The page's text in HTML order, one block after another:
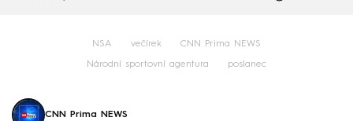
NSA večírek CNN Prima NEWS
Národní sportovní agentura poslanec
CNN Prima NEWS